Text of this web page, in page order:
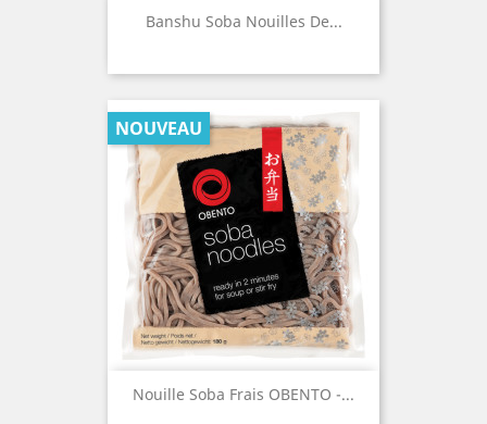
Banshu Soba Nouilles De...
Nouille Soba Frais OBENTO -...
NOUVEAU